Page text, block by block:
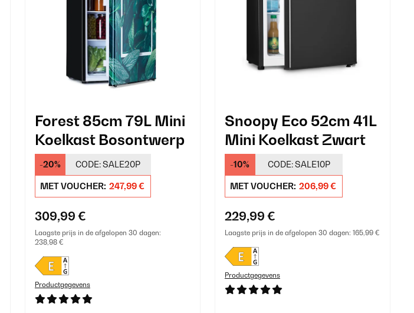
Forest 85cm 79L Mini
Koelkast Bosontwerp
-20% CODE: SALE20P
MET VOUCHER: 247,99 €
309,99 €
Laagste prijs in de afgelopen 30 dagen:
238,98 €
Productgegevens
Snoopy Eco 52cm 41L
Mini Koelkast Zwart
-10% CODE:SALE10P
MET VOUCHER: 206,99 €
229,99 €
Laagste prijs in de afgelopen 30 dagen: 165,99 €
Productgegevens